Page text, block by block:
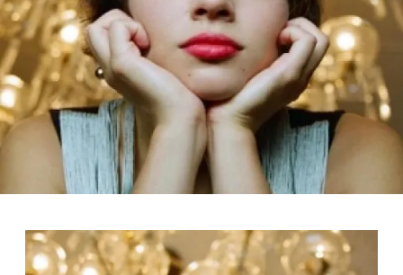
FOTO
CONCORSI
EVENTI
VIDEO
TV